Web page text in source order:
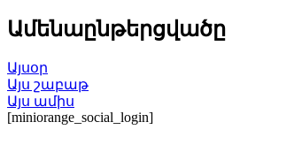
Ամենաընթերցվածը
Այսօր
Այս շաբաթ
Այս ամիս
[miniorange_social_login]